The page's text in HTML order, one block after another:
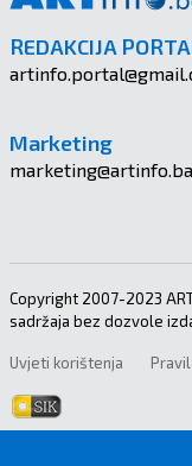
REDAKCIJA
Marketing
marketing@artinfo.ba
Copyright 2007-2023
sadržaja bez dozvole
Uvjeti korištenja